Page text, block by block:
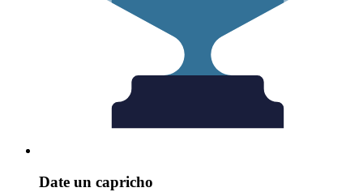
Date un capricho